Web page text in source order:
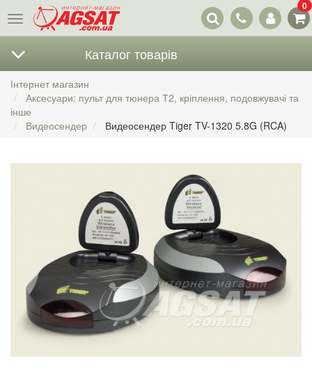
Меню
Наші
контакти
0
Каталог товарів
Інтернет магазин
Аксесуари: пульт для тюнера Т2, кріплення, подовжувачі та
інше
Видеосендер
Видеосендер Tiger TV-1320 5.8G (RCA)